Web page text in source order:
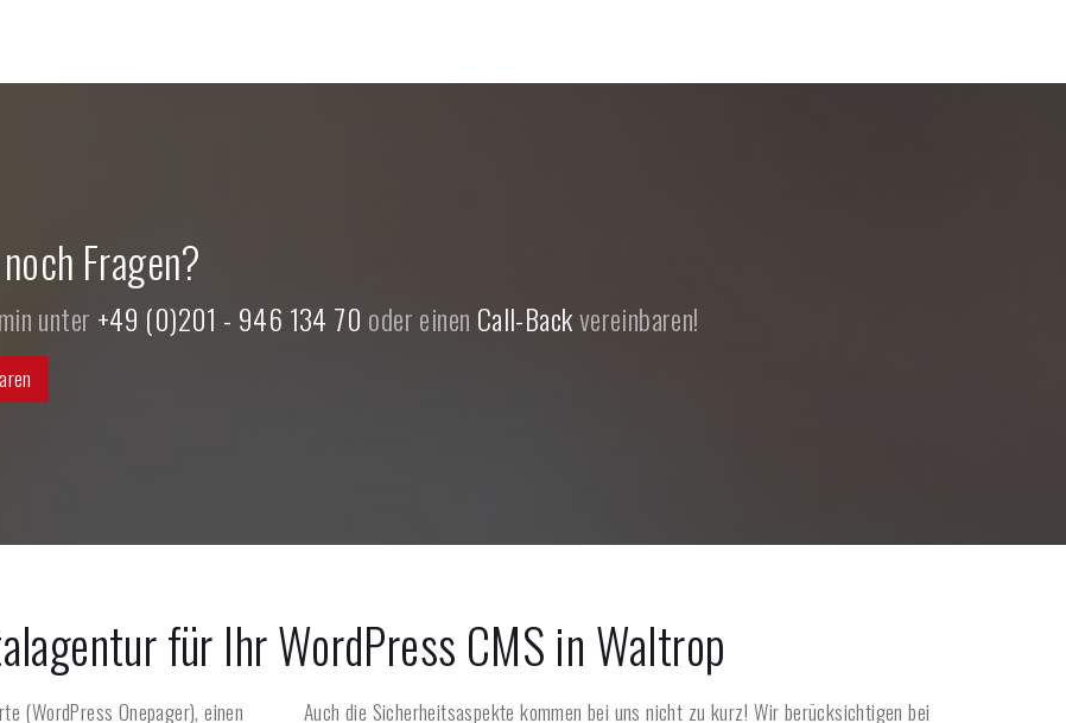
Fragen?
unter +49 (0)201 - 946 134 70 oder einen Call-Backvereinbaren!
für Ihr WordPress CMS in Waltrop
(WordPress Onepager), einen
Auch die Sicherheitsaspekte kommen bei uns nicht zu kurz! Wir berücksichtigen bei